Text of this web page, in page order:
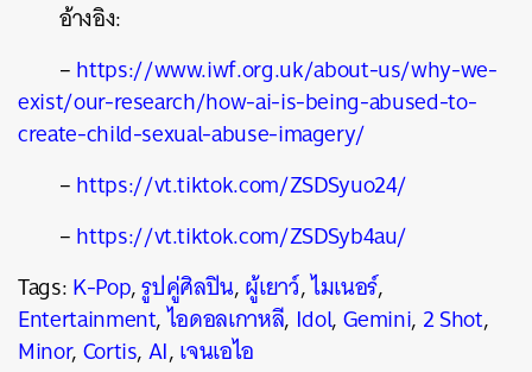
อ้างอิง:
–https://www.iwf.org.uk/about-us/why-we-
exist/our-research/how-ai-is-being-abused-to-
create-child-sexual-abuse-imagery/
–https://vt.tiktok.com/ZSDSyuo24/
–https://vt.tiktok.com/ZSDSyb4au/
Tags:K-Pop,รูปคู่ศิลปิน,ผู้เยาว์,ไมเนอร์,
Entertainment,ไอดอลเกาหลี, Idol,Gemini, 2 Shot,
Minor,Cortis,AI,เจนเอไอ